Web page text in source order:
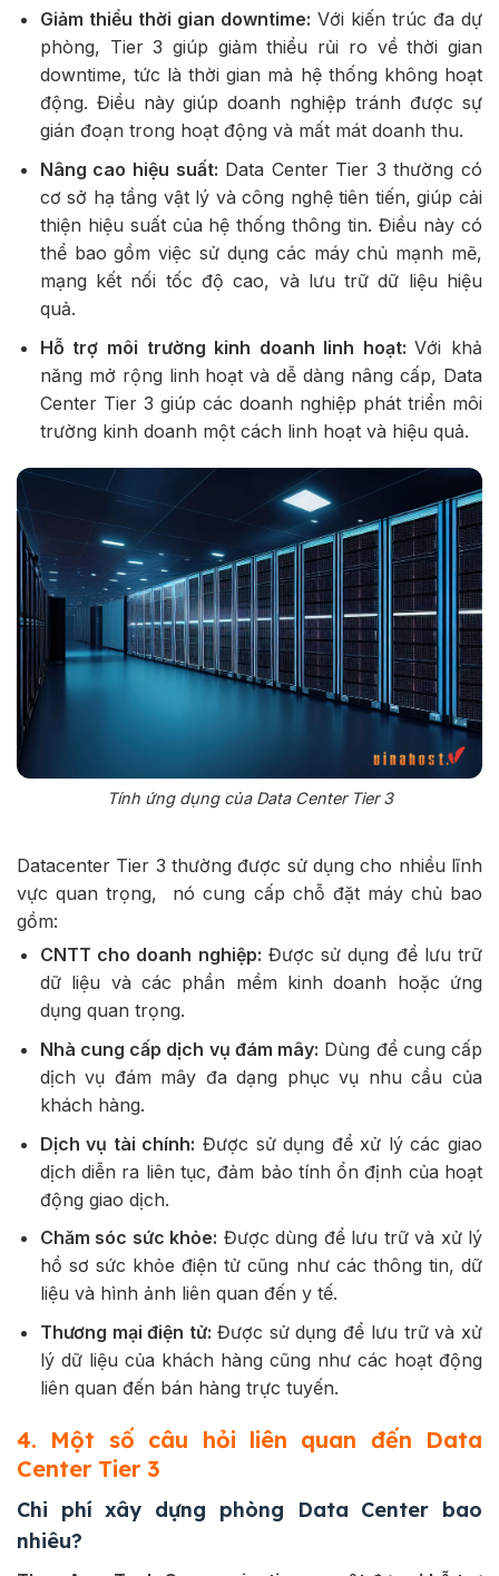
Giảm thiểu thời gian downtime: Với kiến trúc đa dự
phòng, Tier 3 giúp giảm thiểu rủi ro về thời gian
downtime, tức là thời gian mà hệ thống không hoạt
động. Điều này giúp doanh nghiệp tránh được sự
gián đoạn trong hoạt động và mất mát doanh thu.
Nâng cao hiệu suất: Data Center Tier 3 thường có
cơ sở hạ tầng vật lý và công nghệ tiên tiến, giúp cải
thiện hiệu suất của hệ thống thông tin. Điều này có
thể bao gồm việc sử dụng các máy chủ mạnh mẽ,
mạng kết nối tốc độ cao, và lưu trữ dữ liệu hiệu
quả.
Hỗ trợ môi trường kinh doanh linh hoạt:Với khả
năng mở rộng linh hoạt và dễ dàng nâng cấp, Data
Center Tier 3 giúp các doanh nghiệp phát triển môi
trường kinh doanh một cách linh hoạt và hiệu quả.
Tính ứng dụng của Data Center Tier 3
Datacenter Tier 3 thường được sử dụng cho nhiều lĩnh
vực quan trọng, nó cung cấp chỗ đặt máy chủ bao
gồm:
CNTT cho doanh nghiệp: Được sử dụng để lưu trữ
dữ liệu và các phần mềm kinh doanh hoặc ứng
dụng quan trọng.
Nhà cung cấp dịch vụ đám mây: Dùng để cung cấp
dịch vụ đám mây đa dạng phục vụ nhu cầu của
khách hàng.
Dịch vụ tài chính: Được sử dụng để xử lý các giao
dịch diễn ra liên tục, đảm bảo tính ổn định của hoạt
động giao dịch.
Chăm sóc sức khỏe: Được dùng để lưu trữ và xử lý
hồ sơ sức khỏe điện tử cũng như các thông tin, dữ
liệu và hình ảnh liên quan đến y tế.
Thương mại điện tử: Được sử dụng để lưu trữ và xử
lý dữ liệu của khách hàng cũng như các hoạt động
liên quan đến bán hàng trực tuyến.
4. Một số câu hỏi liên quan đến Data
Center Tier 3
Chi phí xây dựng phòng Data Center bao
nhiêu?